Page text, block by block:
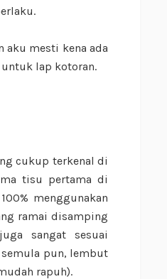
mesti kena ada
untuk lap kotoran.
cukup terkenal di
tisu pertama di
menggunakan
ramai disamping
sangat sesuai
pun, lembut
rapuh).